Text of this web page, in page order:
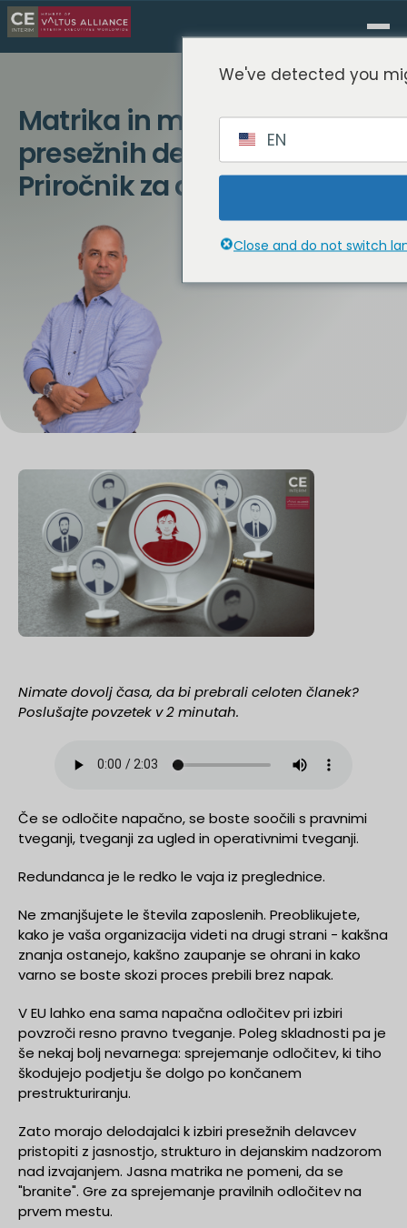
Matrika in merila za izbiro
presežnih delavcev:
Priročnik za delodajalce
Nimate dovolj časa, da bi prebrali celoten članek?
Poslušajte povzetek v 2 minutah.
Če se odločite napačno, se boste soočili s pravnimi
tveganji, tveganji za ugled in operativnimi tveganji.
Redundanca je le redko le vaja iz preglednice.
Ne zmanjšujete le števila zaposlenih. Preoblikujete,
kako je vaša organizacija videti na drugi strani - kakšna
znanja ostanejo, kakšno zaupanje se ohrani in kako
varno se boste skozi proces prebili brez napak.
V EU lahko ena sama napačna odločitev pri izbiri
povzroči resno pravno tveganje. Poleg skladnosti pa je
še nekaj bolj nevarnega: sprejemanje odločitev, ki tiho
škodujejo podjetju še dolgo po končanem
prestrukturiranju.
Zato morajo delodajalci k izbiri presežnih delavcev
pristopiti z jasnostjo, strukturo in dejanskim nadzorom
nad izvajanjem. Jasna matrika ne pomeni, da se
"branite". Gre za sprejemanje pravilnih odločitev na
prvem mestu.
We've detected you
EN
Close and do not switch